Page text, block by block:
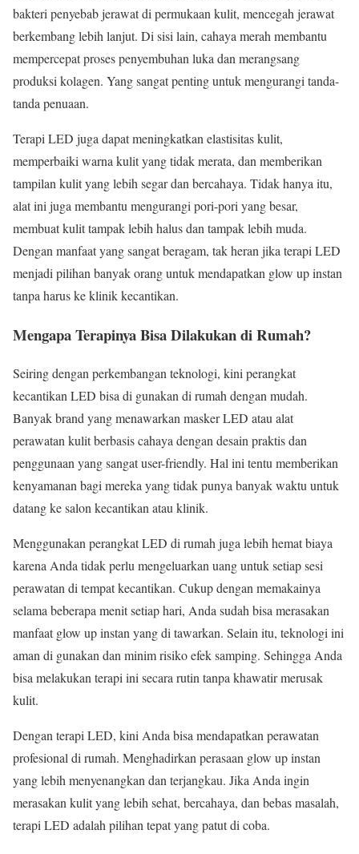
bakteri penyebab jerawat di permukaan kulit, mencegah jerawat
berkembang lebih lanjut. Di sisi lain, cahaya merah membantu
mempercepat proses penyembuhan luka dan merangsang
produksi kolagen. Yang sangat penting untuk mengurangi tanda-
tanda penuaan.
Terapi LED juga dapat meningkatkan elastisitas kulit,
memperbaiki warna kulit yang tidak merata, dan memberikan
tampilan kulit yang lebih segar dan bercahaya. Tidak hanya itu,
alat ini juga membantu mengurangi pori-pori yang besar,
membuat kulit tampak lebih halus dan tampak lebih muda.
Dengan manfaat yang sangat beragam, tak heran jika terapi LED
menjadi pilihan banyak orang untuk mendapatkan glow up instan
tanpa harus ke klinik kecantikan.
Mengapa Terapinya Bisa Dilakukan di Rumah?
Seiring dengan perkembangan teknologi, kini perangkat
kecantikan LED bisa di gunakan di rumah dengan mudah.
Banyak brand yang menawarkan masker LED atau alat
perawatan kulit berbasis cahaya dengan desain praktis dan
penggunaan yang sangat user-friendly. Hal ini tentu memberikan
kenyamanan bagi mereka yang tidak punya banyak waktu untuk
datang ke salon kecantikan atau klinik.
Menggunakan perangkat LED di rumah juga lebih hemat biaya
karena Anda tidak perlu mengeluarkan uang untuk setiap sesi
perawatan di tempat kecantikan. Cukup dengan memakainya
selama beberapa menit setiap hari, Anda sudah bisa merasakan
manfaat glow up instan yang di tawarkan. Selain itu, teknologi ini
aman di gunakan dan minim risiko efek samping. Sehingga Anda
bisa melakukan terapi ini secara rutin tanpa khawatir merusak
kulit.
Dengan terapi LED, kini Anda bisa mendapatkan perawatan
profesional di rumah. Menghadirkan perasaan glow up instan
yang lebih menyenangkan dan terjangkau. Jika Anda ingin
merasakan kulit yang lebih sehat, bercahaya, dan bebas masalah,
terapi LED adalah pilihan tepat yang patut di coba.